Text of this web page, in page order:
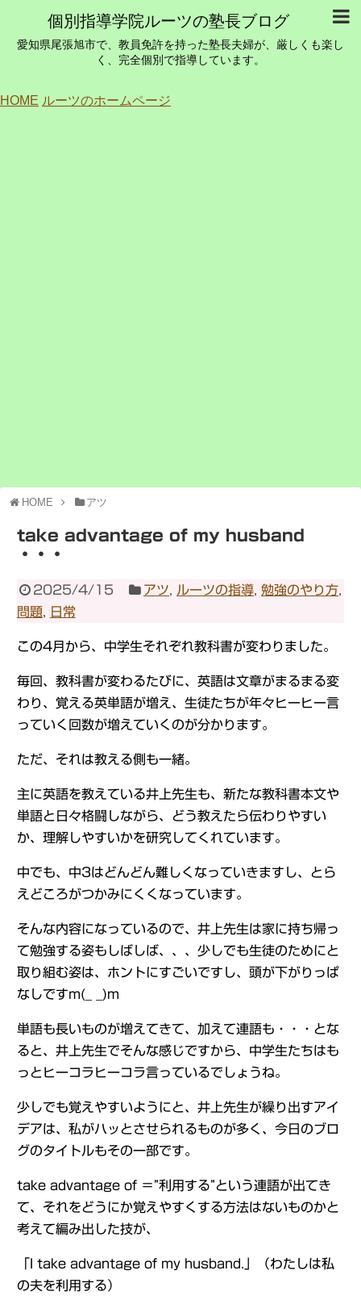
個別指導学院ルーツの塾長ブログ
愛知県尾張旭市で、教員免許を持った塾長夫婦が、厳しくも楽し
く、完全個別で指導しています。
HOME ルーツのホームページ
HOME アツ
take advantage of my husband
・・・
2025/4/15 アツ ルーツの指導 ,勉強のやり方
問題
日常
この4月から、中学生それぞれ教科書が変わりました。
毎回、教科書が変わるたびに、英語は文章がまるまる変
わり、覚える英単語が増え、生徒たちが年々ヒーヒー言
っていく回数が増えていくのが分かります。
ただ、それは教える側も一緒。
主に英語を教えている井上先生も、新たな教科書本文や
単語と日々格闘しながら、どう教えたら伝わりやすい
か、理解しやすいかを研究してくれています。
中でも、中3はどんどん難しくなっていきますし、とら
えどころがつかみにくくなっています。
そんな内容になっているので、井上先生は家に持ち帰っ
て勉強する姿もしばしば、、、少しでも生徒のためにと
取り組む姿は、ホントにすごいですし、頭が下がりっぱ
なしですm(_ _)m
単語も長いものが増えてきて、加えて連語も・・・とな
ると、井上先生でそんな感じですから、中学生たちはも
っとヒーコラヒーコラ言っているでしょうね。
少しでも覚えやすいようにと、井上先生が繰り出すアイ
デアは、私がハッとさせられるものが多く、今日のブロ
グのタイトルもその一部です。
take advantage of ＝”利用する”という連語が出てき
て、それをどうにか覚えやすくする方法はないものかと
考えて編み出した技が、
「I take advantage of my husband.」（わたしは私
の夫を利用する）